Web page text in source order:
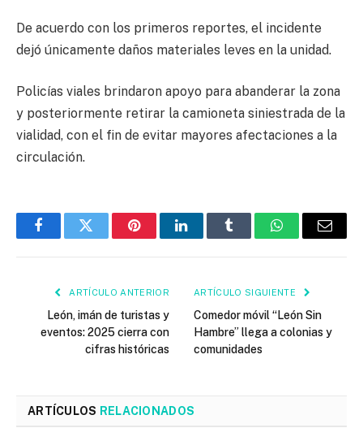
De acuerdo con los primeros reportes, el incidente
dejó únicamente daños materiales leves en la unidad.
Policías viales brindaron apoyo para abanderar la zona
y posteriormente retirar la camioneta siniestrada de la
vialidad, con el fin de evitar mayores afectaciones a la
circulación.
FacebookTwitter PinterestLinkedInTumblr WhatsAppEmail
ARTÍCULO ANTERIOR
León, imán de turistas y
eventos: 2025 cierra con
cifras históricas
ARTÍCULO SIGUIENTE
Comedor móvil “León Sin
Hambre” llega a colonias y
comunidades
ARTÍCULOS RELACIONADOS